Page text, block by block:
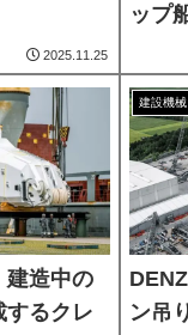
2025.11.25
ップ
建造中の
するクレ
建設機
ン吊